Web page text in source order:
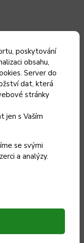
poskytování
obsahu,
Server do
dat, která
stránky
jen s Vaším
se svými
a analýzy.